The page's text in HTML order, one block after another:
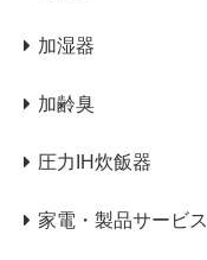
加湿器
加齢臭
圧力IH炊飯器
家電・製品サービス